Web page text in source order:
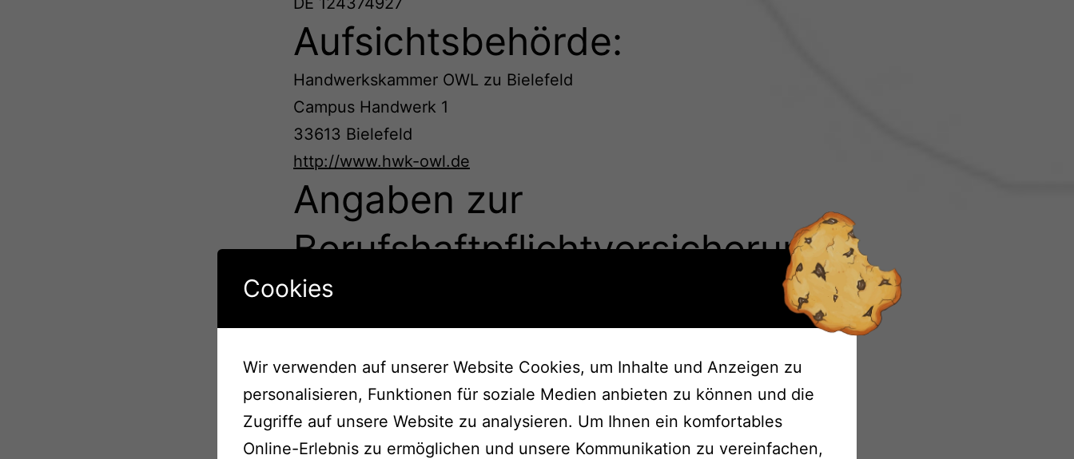
Aufsichtsbehörde:
Handwerkskammer OWL zu Bielefeld
Campus Handwerk 1
33613 Bielefeld
http://www.hwk-owl.de
Angaben zur
Berufshaftpflichtversicherung
Name und Sitz des Versicherers:
D-80802 München
Geltungsraum der Versicherung: Deutschland
Streitschlichtung
Cookies
Wir verwenden auf unserer Website Cookies, um Inhalte und Anzeigen zu
personalisieren, Funktionen für soziale Medien anbieten zu können und die
Zugriffe auf unsere Website zu analysieren. Um Ihnen ein komfortables
Online-Erlebnis zu ermöglichen und unsere Kommunikation zu vereinfachen,